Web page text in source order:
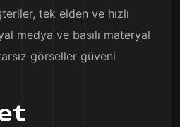
tek elden ve hızlı
medya ve basılı materyal
görseller güveni